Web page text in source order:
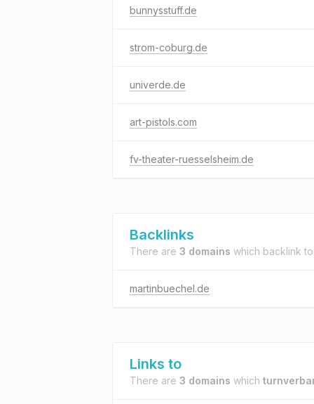
bunnysstuff.de
strom-coburg.de
univerde.de
art-pistols.com
fv-theater-ruesselsheim.de
Backlinks
There are 3 domains which backlink
martinbuechel.de
Links to
There are 3 domains which